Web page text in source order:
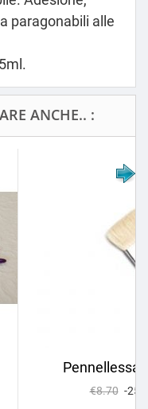
paragonabili alle
ANCHE.. :
Pennellessa
€8.70 -25%